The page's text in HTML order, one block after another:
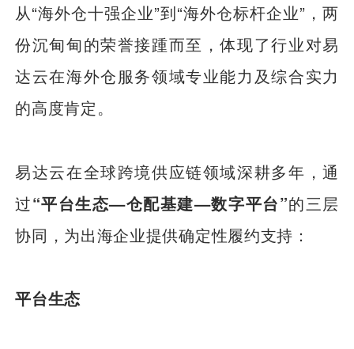
从“海外仓十强企业”到“海外仓标杆企业”，两
份沉甸甸的荣誉接踵而至，体现了行业对易
达云在海外仓服务领域专业能力及综合实力
的高度肯定。
易达云在全球跨境供应链领域深耕多年，通
过“平台生态—仓配基建—数字平台”的三层
协同，为出海企业提供确定性履约支持：
平台生态